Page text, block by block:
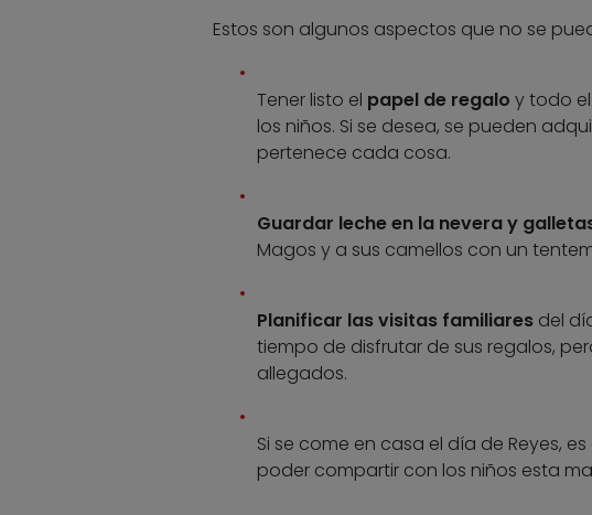
Estos son algunos aspectos que no se
Tener listo el papel de regalo y todo
los niños. Si se desea, se pueden
pertenece cada cosa.
Guardar leche en la nevera y
Magos y a sus camellos con un
Planificar las visitas familiaresdel
tiempo de disfrutar de sus regalos,
allegados.
Si se come en casa el día de Reyes,
poder compartir con los niños esta